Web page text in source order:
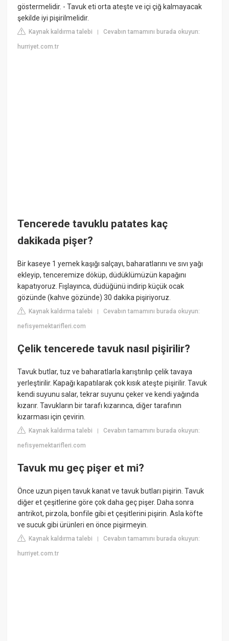
göstermelidir. - Tavuk eti orta ateşte ve içi çiğ kalmayacak
şekilde iyi pişirilmelidir.
Kaynak kaldırma talebi |Cevabın tamamını burada okuyun:
hurriyet.com.tr
Tencerede tavuklu patates kaç
dakikada pişer?
Bir kaseye 1 yemek kaşığı salçayı, baharatlarını ve sıvı yağı
ekleyip, tenceremize döküp, düdüklümüzün kapağını
kapatıyoruz. Fışlayınca, düdüğünü indirip küçük ocak
gözünde (kahve gözünde) 30 dakika pişiriyoruz.
Kaynak kaldırma talebi |Cevabın tamamını burada okuyun:
nefisyemektarifleri.com
Çelik tencerede tavuk nasıl pişirilir?
Tavuk butlar, tuz ve baharatlarla karıştırılıp çelik tavaya
yerleştirilir. Kapağı kapatılarak çok kısık ateşte pişirilir. Tavuk
kendi suyunu salar, tekrar suyunu çeker ve kendi yağında
kızarır. Tavukların bir tarafı kızarınca, diğer tarafının
kızarması için çevirin.
Kaynak kaldırma talebi |Cevabın tamamını burada okuyun:
nefisyemektarifleri.com
Tavuk mu geç pişer et mi?
Önce uzun pişen tavuk kanat ve tavuk butları pişirin. Tavuk
diğer et çeşitlerine göre çok daha geç pişer. Daha sonra
antrikot, pirzola, bonfile gibi et çeşitlerini pişirin. Asla köfte
ve sucuk gibi ürünleri en önce pişirmeyin.
Kaynak kaldırma talebi |Cevabın tamamını burada okuyun:
hurriyet.com.tr